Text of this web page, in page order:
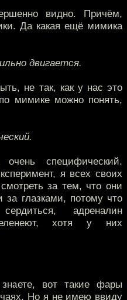
видно. Причём,
Да какая ещё мимика
двигается.
не так, как у нас это
мимике можно понять,
специфический.
я всех своих
за тем, что они
глазками, потому что
адреналин
хотя у них
вот такие фары
Но я не имею ввиду